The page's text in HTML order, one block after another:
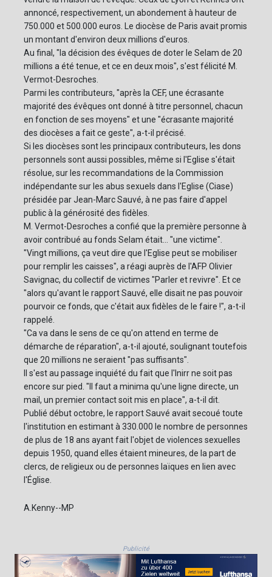
annoncé, respectivement, un abondement à hauteur de
750.000 et 500.000 euros. Le diocèse de Paris avait promis
un montant d'environ deux millions d'euros.
Au final, "la décision des évêques de doter le Selam de 20
millions a été tenue, et ce en deux mois", s'est félicité M.
Vermot-Desroches.
Parmi les contributeurs, "après la CEF, une écrasante
majorité des évêques ont donné à titre personnel, chacun
en fonction de ses moyens" et une "écrasante majorité
des diocèses a fait ce geste", a-t-il précisé.
Si les diocèses sont les principaux contributeurs, les dons
personnels sont aussi possibles, même si l'Eglise s'était
résolue, sur les recommandations de la Commission
indépendante sur les abus sexuels dans l'Eglise (Ciase)
présidée par Jean-Marc Sauvé, à ne pas faire d'appel
public à la générosité des fidèles.
M. Vermot-Desroches a confié que la première personne à
avoir contribué au fonds Selam était... "une victime".
"Vingt millions, ça veut dire que l'Eglise peut se mobiliser
pour remplir les caisses", a réagi auprès de l'AFP Olivier
Savignac, du collectif de victimes "Parler et revivre". Et ce
"alors qu'avant le rapport Sauvé, elle disait ne pas pouvoir
pourvoir ce fonds, que c'était aux fidèles de le faire !", a-t-il
rappelé.
"Ca va dans le sens de ce qu'on attend en terme de
démarche de réparation", a-t-il ajouté, soulignant toutefois
que 20 millions ne seraient "pas suffisants".
Il s'est au passage inquiété du fait que l'Inirr ne soit pas
encore sur pied. "Il faut a minima qu'une ligne directe, un
mail, un premier contact soit mis en place", a-t-il dit.
Publié début octobre, le rapport Sauvé avait secoué toute
l'institution en estimant à 330.000 le nombre de personnes
de plus de 18 ans ayant fait l'objet de violences sexuelles
depuis 1950, quand elles étaient mineures, de la part de
clercs, de religieux ou de personnes laïques en lien avec
l'Église.
A.Kenny--MP
Publicité